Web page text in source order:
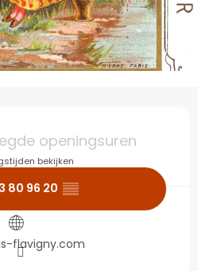
en
openingsuren
bekijken
80 96 20 ▒▒
flavigny.com